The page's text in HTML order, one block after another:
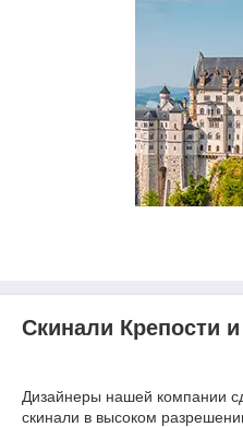
Скинали Крепости
Дизайнеры нашей компании
скинали в высоком